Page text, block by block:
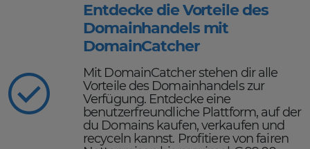
Entdecke die Vorteile des
Domainhandels mit
DomainCatcher
Mit DomainCatcher stehen dir alle
Vorteile des Domainhandels zur
Verfügung. Entdecke eine
benutzerfreundliche Plattform, auf der
du Domains kaufen, verkaufen und
recyceln kannst. Profitiere von fairen